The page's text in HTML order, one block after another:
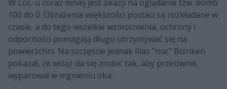
W LoL-u coraz mniej jest okazji na oglądanie tzw. bomb
100 do 0. Obrażenia większości postaci są rozkładane w
czasie, a do tego wszelkie wzmocnienia, ochrony i
odporności pomagają długo utrzymywać się na
powierzchni. Na szczęście jednak Ilias "nuc" Bizriken
pokazał, że wciąż da się zrobić tak, aby przeciwnik
wyparował w mgnieniu oka.